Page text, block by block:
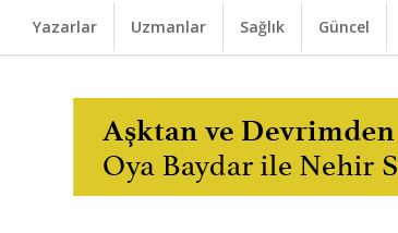
Yazarlar Uzmanlar Sağlık Güncel